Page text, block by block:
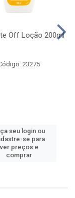
Off Loção 200ml
23275
seu login ou
se para
ver preços e
comprar